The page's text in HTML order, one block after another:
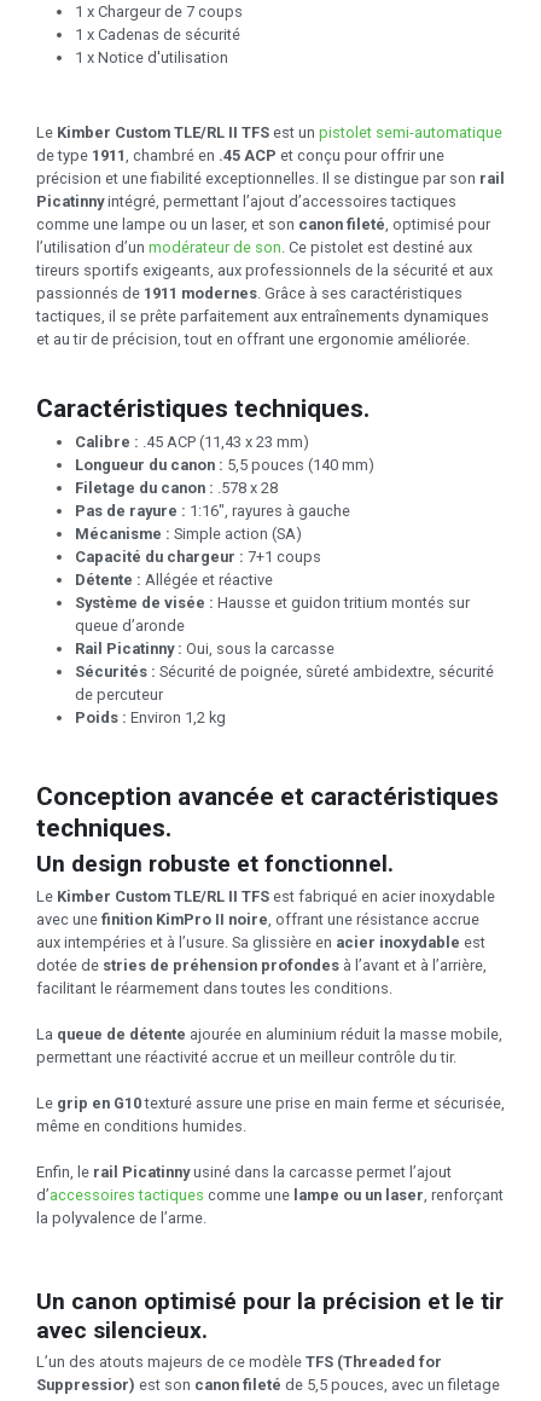
1 x Chargeur de 7 coups
1 x Cadenas de sécurité
1 x Notice d'utilisation
Le Kimber Custom TLE/RL II TFS est un pistolet semi-automatique
de type 1911, chambré en .45 ACP et conçu pour offrir une
précision et une fiabilité exceptionnelles. Il se distingue par son rail
Picatinnyintégré, permettant l’ajout d’accessoires tactiques
comme une lampe ou un laser, et son canon fileté, optimisé pour
l’utilisation d’un modérateur de son. Ce pistolet est destiné aux
tireurs sportifs exigeants, aux professionnels de la sécurité et aux
passionnés de 1911 modernes. Grâce à ses caractéristiques
tactiques, il se prête parfaitement aux entraînements dynamiques
et au tir de précision, tout en offrant une ergonomie améliorée.
Caractéristiques techniques.
Calibre : .45 ACP (11,43 x 23 mm)
Longueur du canon : 5,5 pouces (140 mm)
Filetage du canon : .578 x 28
Pas de rayure : 1:16", rayures à gauche
Mécanisme : Simple action (SA)
Capacité du chargeur : 7+1 coups
Détente : Allégée et réactive
Système de visée : Hausse et guidon tritium montés sur
queue d’aronde
Rail Picatinny : Oui, sous la carcasse
Sécurités : Sécurité de poignée, sûreté ambidextre, sécurité
de percuteur
Poids : Environ 1,2 kg
Conception avancée et caractéristiques
techniques.
Un design robuste et fonctionnel.
Le Kimber Custom TLE/RL II TFS est fabriqué en acier inoxydable
avec une finition KimPro II noire , offrant une résistance accrue
aux intempéries et à l’usure. Sa glissière en acier inoxydable est
dotée de stries de préhension profondes à l’avant et à l’arrière,
facilitant le réarmement dans toutes les conditions.
La queue de détente ajourée en aluminium réduit la masse mobile,
permettant une réactivité accrue et un meilleur contrôle du tir.
Le grip en G10texturé assure une prise en main ferme et sécurisée,
même en conditions humides.
Enfin, le rail Picatinnyusiné dans la carcasse permet l’ajout
d’accessoires tactiques comme une lampe ou un laser , renforçant
la polyvalence de l’arme.
Un canon optimisé pour la précision et le tir
avec silencieux.
L’un des atouts majeurs de ce modèle TFS (Threaded for
Suppressior) est son canon fileté de 5,5 pouces, avec un filetage